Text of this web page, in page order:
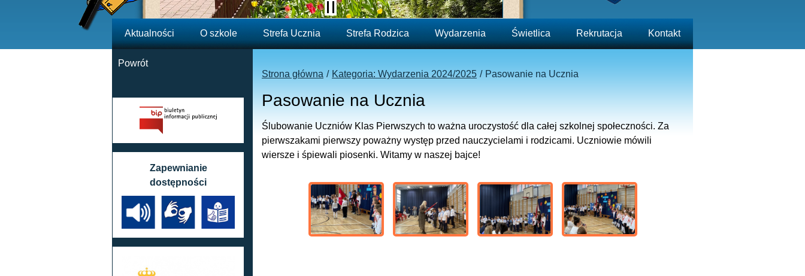
Aktualności O szkole Strefa Ucznia Strefa Rodzica Wydarzenia Świetlica Rekrutacja Kontakt
Strona główna Kategoria: Wydarzenia 2024/2025 Pasowanie na Ucznia
Pasowanie na Ucznia
Ślubowanie Uczniów Klas Pierwszych to ważna uroczystość dla całej szkolnej społeczności. Za
pierwszakami pierwszy poważny występ przed nauczycielami i rodzicami. Uczniowie mówili
wiersze i śpiewali piosenki. Witamy w naszej bajce!
Powrót
Zapewnianie
dostępności